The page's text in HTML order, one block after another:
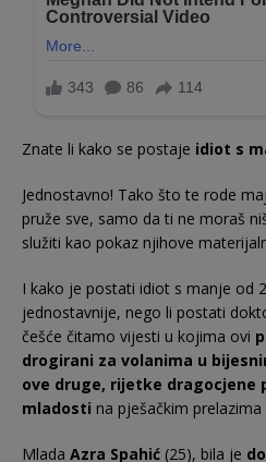
Znate li kako se postaje idiot s
Jednostavno! Tako što te rode
pruže sve, samo da ti ne moraš
služiti kao pokaz njihove
I kako je postati idiot s manje od
jednostavnije, nego li postati
češće čitamo vijesti u kojima ovi
drogirani za volanima u
ove druge, rijetke dragocjene
mladosti na pješačkim
Mlada Azra Spahić (25), bila je